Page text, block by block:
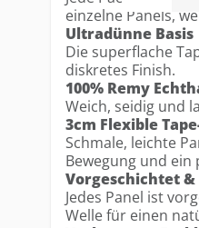
einzelne Panels,
Ultradünne Basis
Die superflache
diskretes Finish.
100% Remy
Weich, seidig und
3cm Flexible
Schmale, leichte
Bewegung und ein
Vorgeschichtet
Jedes Panel ist
Welle für einen